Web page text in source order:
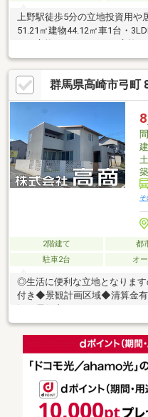
上野駅徒歩5分の立地投資用
51.21㎡建物44.12㎡車1台・
チン交換・ユニットバス交換
湯器交換・外壁屋根塗装・全
交換・ハウスクリーニングリ
もご内覧可能です♪
群馬県高崎市弓町
2階建て 都
駐車2台
オ
◎生活に便利な立地となりま
付き◆景観計画区域◆清算金